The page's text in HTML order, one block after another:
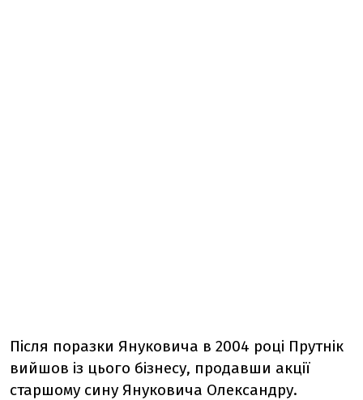
Після поразки Януковича в 2004 році Прутнік
вийшов із цього бізнесу, продавши акції
старшому сину Януковича Олександру.